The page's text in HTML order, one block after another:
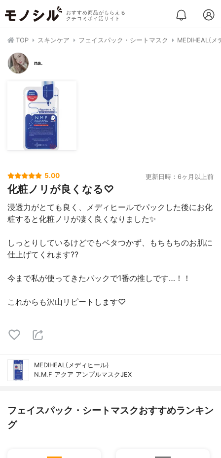
おすすめ商品がもらえる
クチコミポイ活サイト
TOP スキンケア フェイスパック・シートマスク MEDIHEAL(メ
na.
5.00 更新日時：6ヶ月以上前
化粧ノリが良くなる♡
浸透力がとても良く、メディヒールでパックした後にお化
粧すると化粧ノリが凄く良くなりました✨
しっとりしているけどでもベタつかず、もちもちのお肌に
仕上げてくれます??
今まで私が使ってきたパックで1番の推しです…！！
これからも沢山リピートします♡
MEDIHEAL(メディヒール)
N.M.F アクア アンプルマスクJEX
フェイスパック・シートマスクおすすめランキン
グ